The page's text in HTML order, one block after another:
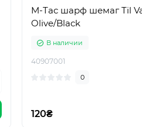
M-Tac шарф шемаг Til
Olive/Black
В наличии
40907001
0
120₴